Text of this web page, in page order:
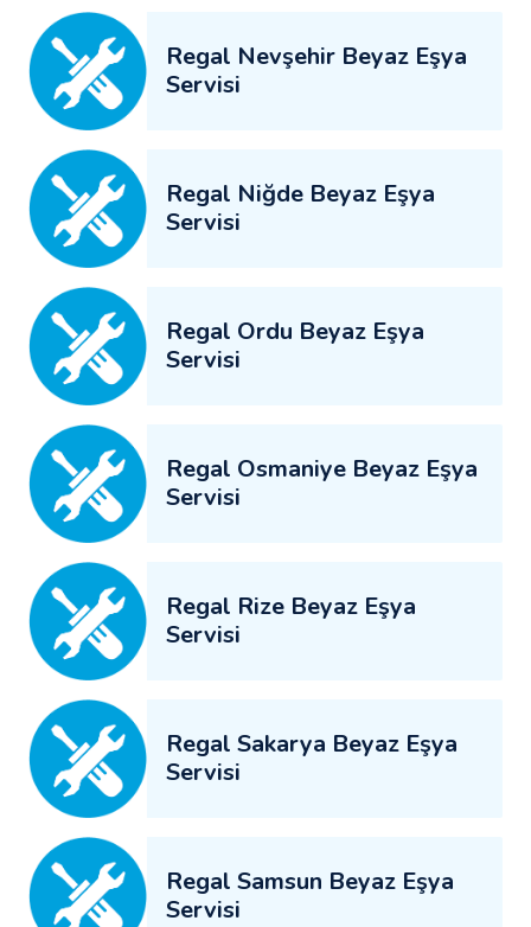
Regal Nevşehir Beyaz Eşya
Servisi
Regal Niğde Beyaz Eşya
Servisi
Regal Ordu Beyaz Eşya
Servisi
Regal Osmaniye Beyaz Eşya
Servisi
Regal Rize Beyaz Eşya
Servisi
Regal Sakarya Beyaz Eşya
Servisi
Regal Samsun Beyaz Eşya
Servisi